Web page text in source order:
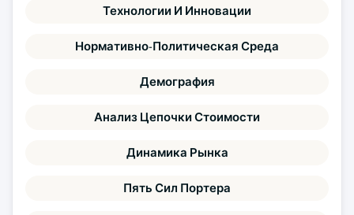
Технологии И Инновации
Нормативно-Политическая Среда
Демография
Анализ Цепочки Стоимости
Динамика Рынка
Пять Сил Портера